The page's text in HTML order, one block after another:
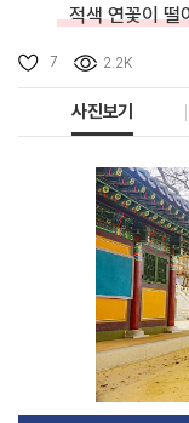
적색 연꽃이 떨
7 2.2K
사진보기